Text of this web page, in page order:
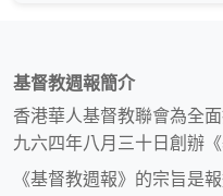
基督教週報簡介
香港華人基督教聯會為全
九六四年八月三十日創辦
《基督教週報》的宗旨是